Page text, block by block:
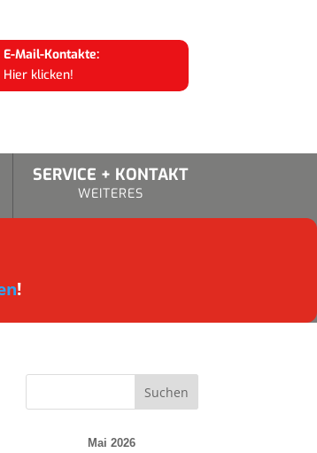
E-Mail-Kontakte:
Hier klicken!
SERVICE + KONTAKT
WEITERES
!
Mai 2026